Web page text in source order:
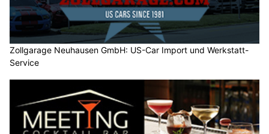
Zollgarage Neuhausen GmbH: US-Car Import und Werkstatt-
Service